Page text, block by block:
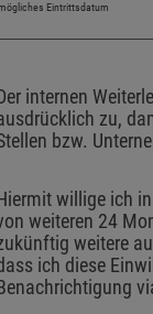
Eintrittsdatum
undinternen
zu,
bzw.
willige ich
weiteren 24
weitere
ich diese